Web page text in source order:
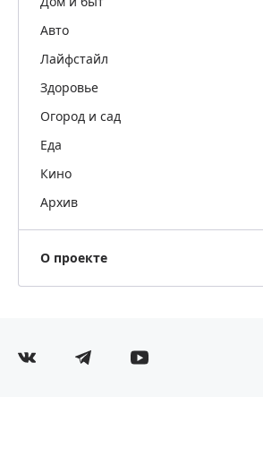
Авто
Лайфстайл
Здоровье
Огород и сад
Еда
Кино
Архив
О проекте